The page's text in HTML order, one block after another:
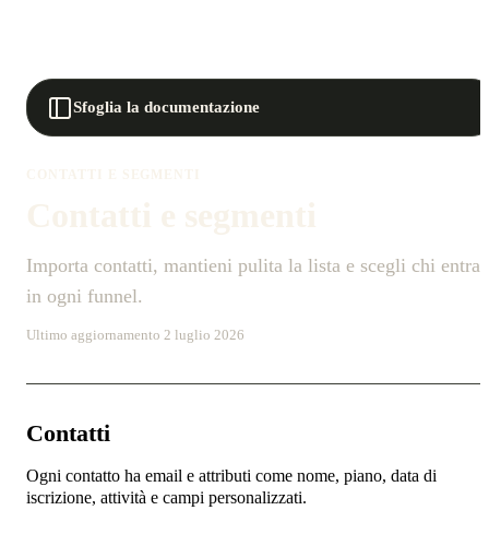
Sfoglia la documentazione
Importa contatti, mantieni pulita la lista e scegli chi entra
in ogni funnel.
Ultimo aggiornamento 2 luglio 2026
Contatti
Ogni contatto ha email e attributi come nome, piano, data di
iscrizione, attività e campi personalizzati.